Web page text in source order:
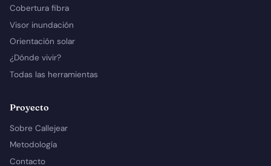
Cobertura fibra
Visor inundación
Orientación solar
¿Dónde vivir?
Todas las herramientas
Proyecto
Sobre Callejear
Metodología
Contacto